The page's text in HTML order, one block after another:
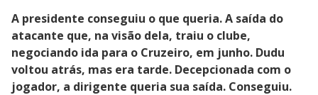
A presidente conseguiu o que queria. A saída do
atacante que, na visão dela, traiu o clube,
negociando ida para o Cruzeiro, em junho. Dudu
voltou atrás, mas era tarde. Decepcionada com o
jogador, a dirigente queria sua saída. Conseguiu.